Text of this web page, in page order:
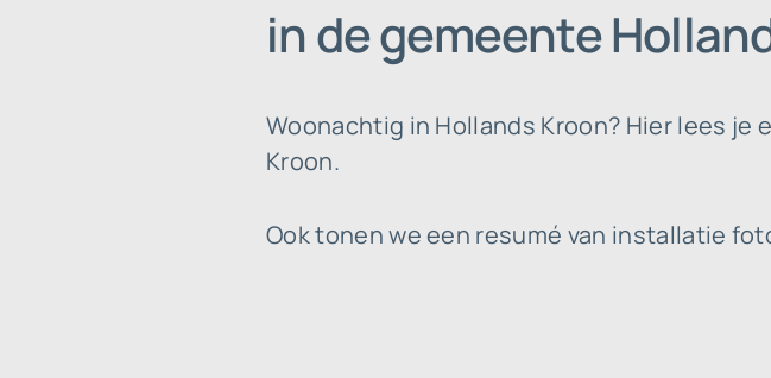
in de gemeente
Woonachtig in Hollands Kroon? Hier lees je
Kroon.
Ook tonen we een resumé van installatie